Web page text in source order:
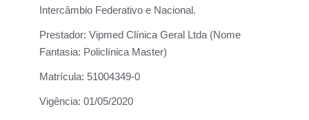
Intercâmbio Federativo e Nacional.
Prestador: Vipmed Clínica Geral Ltda (Nome
Fantasia: Policlínica Master)
Matrícula: 51004349-0
Vigência: 01/05/2020